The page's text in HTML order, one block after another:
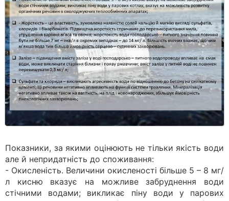
Показники, за якими оцінюють не тільки якість води
але й непридатність до споживання:
- Окисленість. Величини окисленості більше 5 – 8 мг/
л кисню вказує на можливе забруднення води
стічними водами; викликає піну води у парових